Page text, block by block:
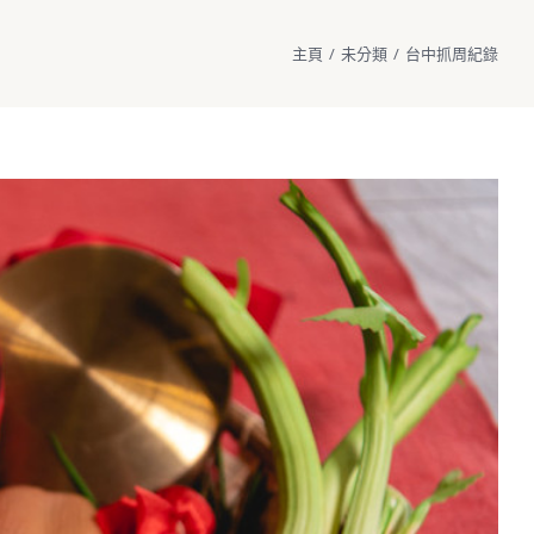
主頁 / 未分類 / 台中抓周紀錄